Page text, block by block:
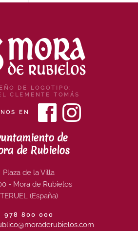
DE LOGOTIPO:
CLEMENTE TOMÁS
EN
de
de Rubielos
Plaza de la Villa
- Mora de Rubielos
TERUEL (España)
978 800 000